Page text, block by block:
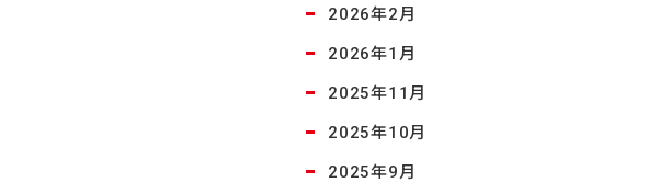
2026年2月
2026年1月
2025年11月
2025年10月
2025年9月